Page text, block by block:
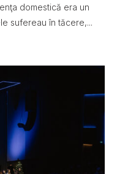
domestică era un
sufereau în tăcere,...